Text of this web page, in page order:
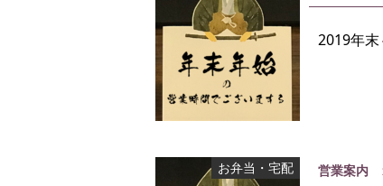
2019年
お弁当・宅配 営業案内